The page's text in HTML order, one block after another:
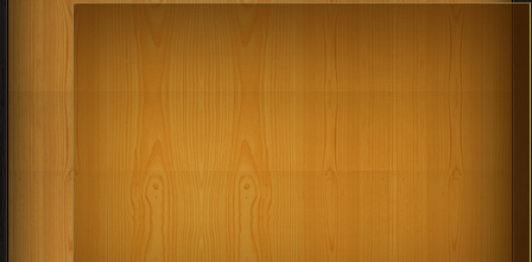
كتب 1966
كتب 1965
كتب 1952
كتب 1951
كتب 1949 كتب 1948